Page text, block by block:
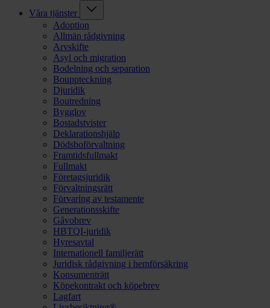
Våra tjänster
Adoption
Allmän rådgivning
Arvskifte
Asyl och migration
Bodelning och separation
Bouppteckning
Djuridik
Boutredning
Bygglov
Bostadstvister
Deklarationshjälp
Dödsboförvaltning
Framtidsfullmakt
Fullmakt
Företagsjuridik
Förvaltningsrätt
Förvaring av testamente
Generationsskifte
Gåvobrev
HBTQI-juridik
Hyresavtal
Internationell familjerätt
Juridisk rådgivning i hemförsäkring
Konsumenträtt
Köpekontrakt och köpebrev
Lagfart